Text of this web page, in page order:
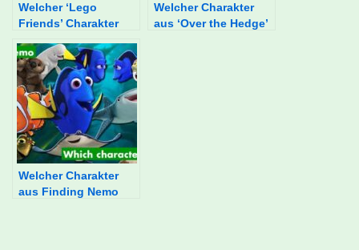
Welcher ‘Lego
Friends’ Charakter
Welcher Charakter
aus ‘Over the Hedge’
Welcher Charakter
aus Finding Nemo